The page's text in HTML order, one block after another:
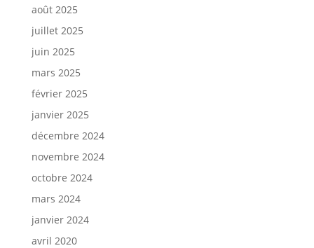
août 2025
juillet 2025
juin 2025
mars 2025
février 2025
janvier 2025
décembre 2024
novembre 2024
octobre 2024
mars 2024
janvier 2024
avril 2020